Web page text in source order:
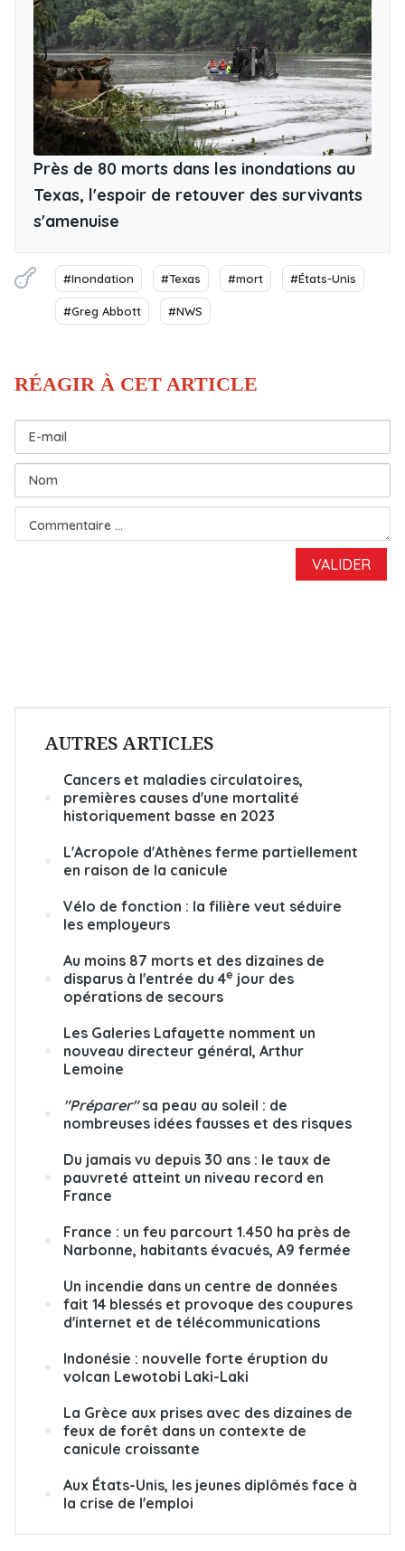
Près de 80 morts dans les inondations au
Texas, l'espoir de retouver des survivants
s'amenuise
#Inondation #Texas #mort #États-Unis
#Greg Abbott #NWS
AUTRES ARTICLES
Cancers et maladies circulatoires,
premières causes d'une mortalité
historiquement basse en 2023
L'Acropole d'Athènes ferme partiellement
en raison de la canicule
Vélo de fonction : la filière veut séduire
les employeurs
Au moins 87 morts et des dizaines de
disparus à l'entrée du 4e jour des
opérations de secours
Les Galeries Lafayette nomment un
nouveau directeur général, Arthur
Lemoine
"Préparer"sa peau au soleil : de
nombreuses idées fausses et des risques
Du jamais vu depuis 30 ans : le taux de
pauvreté atteint un niveau record en
France
France : un feu parcourt 1.450 ha près de
Narbonne, habitants évacués, A9 fermée
Un incendie dans un centre de données
fait 14 blessés et provoque des coupures
d'internet et de télécommunications
Indonésie : nouvelle forte éruption du
volcan Lewotobi Laki-Laki
La Grèce aux prises avec des dizaines de
feux de forêt dans un contexte de
canicule croissante
Aux États-Unis, les jeunes diplômés face à
la crise de l'emploi